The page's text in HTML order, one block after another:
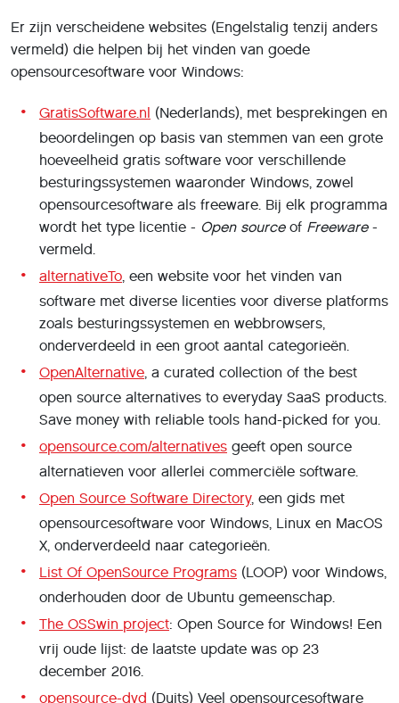
Er zijn verscheidene websites (Engelstalig tenzij anders
vermeld) die helpen bij het vinden van goede
opensourcesoftware voor Windows:
GratisSoftware.nl (Nederlands), met besprekingen en
beoordelingen op basis van stemmen van een grote
hoeveelheid gratis software voor verschillende
besturingssystemen waaronder Windows, zowel
opensourcesoftware als freeware. Bij elk programma
wordt het type licentie - Open sourceof Freeware-
vermeld.
alternativeTo, een website voor het vinden van
software met diverse licenties voor diverse platforms
zoals besturingssystemen en webbrowsers,
onderverdeeld in een groot aantal categorieën.
OpenAlternative, a curated collection of the best
open source alternatives to everyday SaaS products.
Save money with reliable tools hand-picked for you.
opensource.com/alternatives geeft open source
alternatieven voor allerlei commerciële software.
Open Source Software Directory, een gids met
opensourcesoftware voor Windows, Linux en MacOS
X, onderverdeeld naar categorieën.
List Of OpenSource Programs (LOOP) voor Windows,
onderhouden door de Ubuntu gemeenschap.
The OSSwin project: Open Source for Windows! Een
vrij oude lijst: de laatste update was op 23
december 2016.
opensource-dvd (Duits) Veel opensourcesoftware